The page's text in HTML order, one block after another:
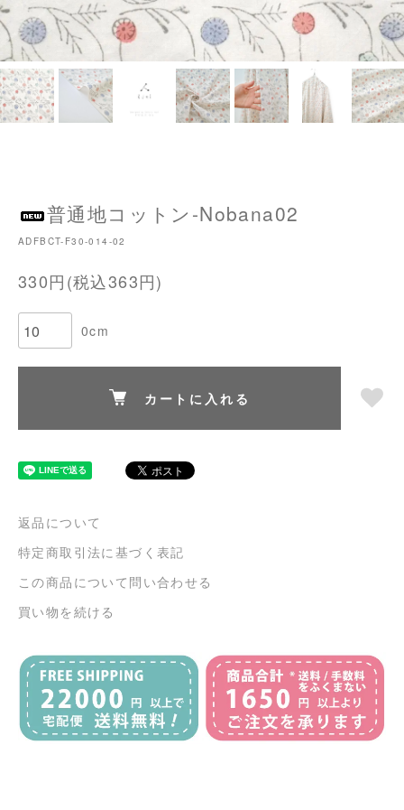
普通地コットン-Nobana02
ADFBCT-F30-014-02
330円(税込363円)
0cm
カートに入れる
返品について
特定商取引法に基づく表記
この商品について問い合わせる
買い物を続ける